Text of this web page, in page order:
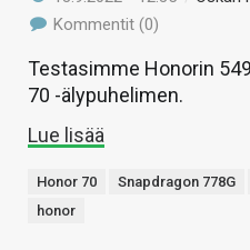
Kommentit (0)
Testasimme Honorin
70 -älypuhelimen.
Lue lisää
Honor 70 Snapdragon 778G
honor